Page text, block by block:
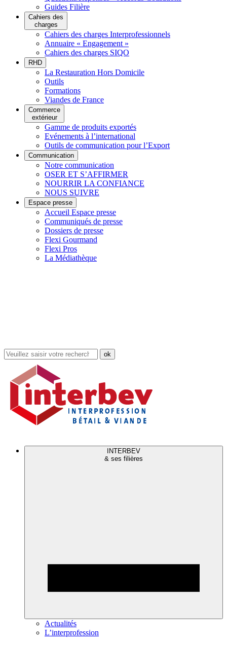
Guides Filière
Cahiers des
charges
Cahiers des charges Interprofessionnels
Annuaire « Engagement »
Cahiers des charges SIQO
RHD
La Restauration Hors Domicile
Outils
Formations
Viandes de France
Commerce
extérieur
Gamme de produits exportés
Evénements à l’international
Outils de communication pour l’Export
Communication
Notre communication
OSER ET S’AFFIRMER
NOURRIR LA CONFIANCE
NOUS SUIVRE
Espace presse
Accueil Espace presse
Communiqués de presse
Dossiers de presse
Flexi Gourmand
Flexi Pros
La Médiathèque
Rechercher
dans
site
INTERBEV
& ses filières
Actualités
L’interprofession